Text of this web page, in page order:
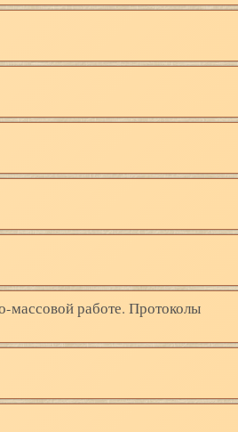
массовой работе. Протоколы